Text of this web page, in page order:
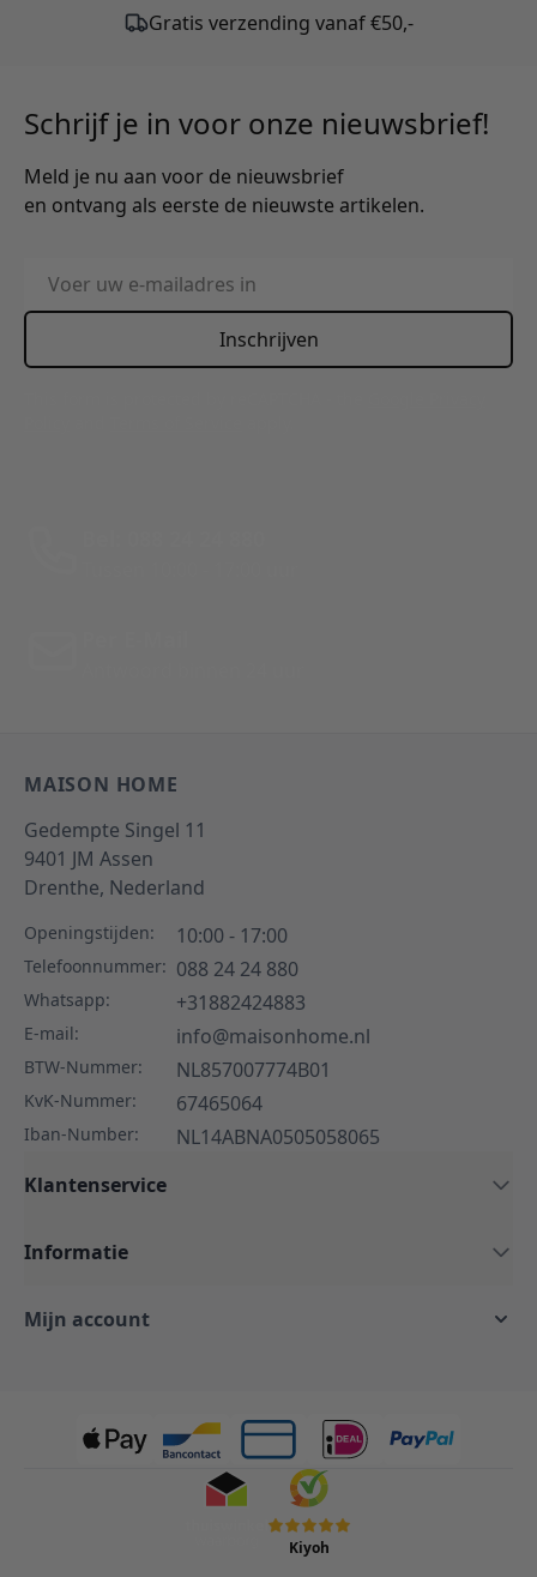
Gratis verzending vanaf €50,-
Schrijf je in voor onze nieuwsbrief!
Meld je nu aan voor de nieuwsbrief
en ontvang als eerste de nieuwste artikelen.
E-mailadres
Inschrijven
MAISON HOME
Gedempte Singel 11
9401 JM Assen
Drenthe, Nederland
Openingstijden: 10:00 - 17:00
Telefoonnummer: 088 24 24 880
Whatsapp: +31882424883
E-mail: info@maisonhome.nl
BTW-Nummer: NL857007774B01
KvK-Nummer: 67465064
Iban-Number:
NL14ABNA0505058065
Klantenservice
Informatie
Mijn account
Kiyoh